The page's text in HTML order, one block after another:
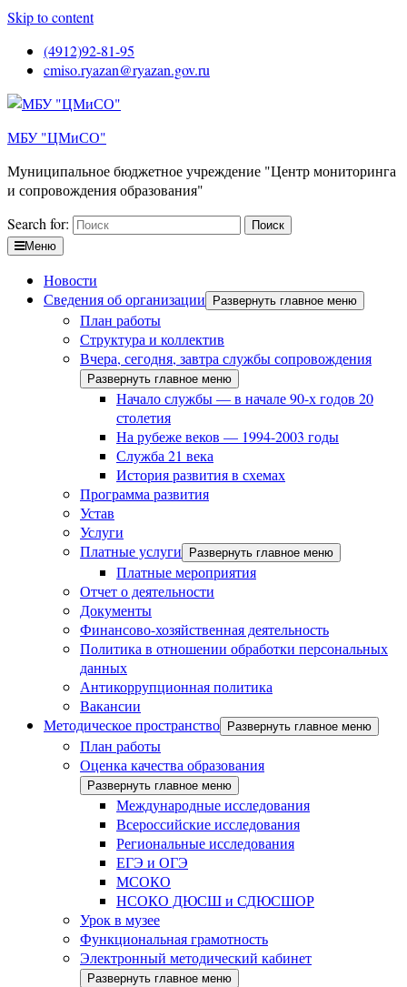
Skip to content
(4912)92-81-95
cmiso.ryazan@ryazan.gov.ru
МБУ "ЦМиСО"
Муниципальное бюджетное учреждение "Центр мониторинга
и сопровождения образования"
Search for:
Меню
Новости
Сведения об организации
Развернуть главное меню
План работы
Структура и коллектив
Вчера, сегодня, завтра службы сопровождения
Развернуть главное меню
Начало службы — в начале 90-х годов 20
столетия
На рубеже веков — 1994-2003 годы
Служба 21 века
История развития в схемах
Программа развития
Устав
Услуги
Платные услуги
Развернуть главное меню
Платные мероприятия
Отчет о деятельности
Документы
Финансово-хозяйственная деятельность
Политика в отношении обработки персональных
данных
Антикоррупционная политика
Вакансии
Методическое пространство
Развернуть главное меню
План работы
Оценка качества образования
Развернуть главное меню
Международные исследования
Всероссийские исследования
Региональные исследования
ЕГЭ и ОГЭ
МСОКО
НСОКО ДЮСШ и СДЮСШОР
Урок в музее
Функциональная грамотность
Электронный методический кабинет
Развернуть главное меню